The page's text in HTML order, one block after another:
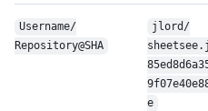
Username/
Repository@SHA
jlord/
e